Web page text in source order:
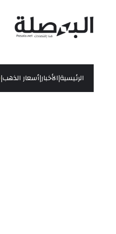
الرئيسية|الأخبار|أسعار الذهب|